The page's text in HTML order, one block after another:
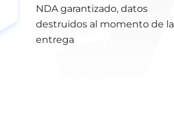
NDA garantizado, datos
destruidos al momento de la
entrega